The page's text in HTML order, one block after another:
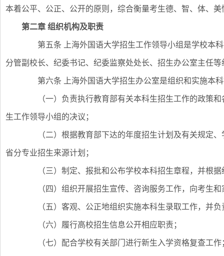
本着公平、公正、公开的原则，综合衡量考生德、智、体、
第二章 组织机构及职责
第五条 上海外国语大学招生工作领导小组是学校本科
分管副校长、纪委书记、纪委监察处处长、招生办公室主任等
第六条 上海外国语大学招生办公室是组织和实施本科
（一）负责执行教育部有关本科生招生工作的政策和
生工作领导小组的决议；
（二）根据教育部下达的年度招生计划及有关规定、
省分专业招生来源计划；
（三）制定、报批和公布学校本科招生章程，并根据
（四）组织开展招生宣传、咨询服务工作，向考生和
（五）客观、公正地组织实施本科生录取工作，并负
（六）履行高校招生信息公开相应职责；
（七）配合学校有关部门进行新生入学资格复查工作